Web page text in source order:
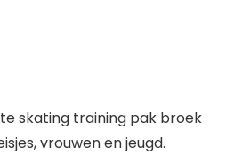
skating training pak broek
vrouwen en jeugd.